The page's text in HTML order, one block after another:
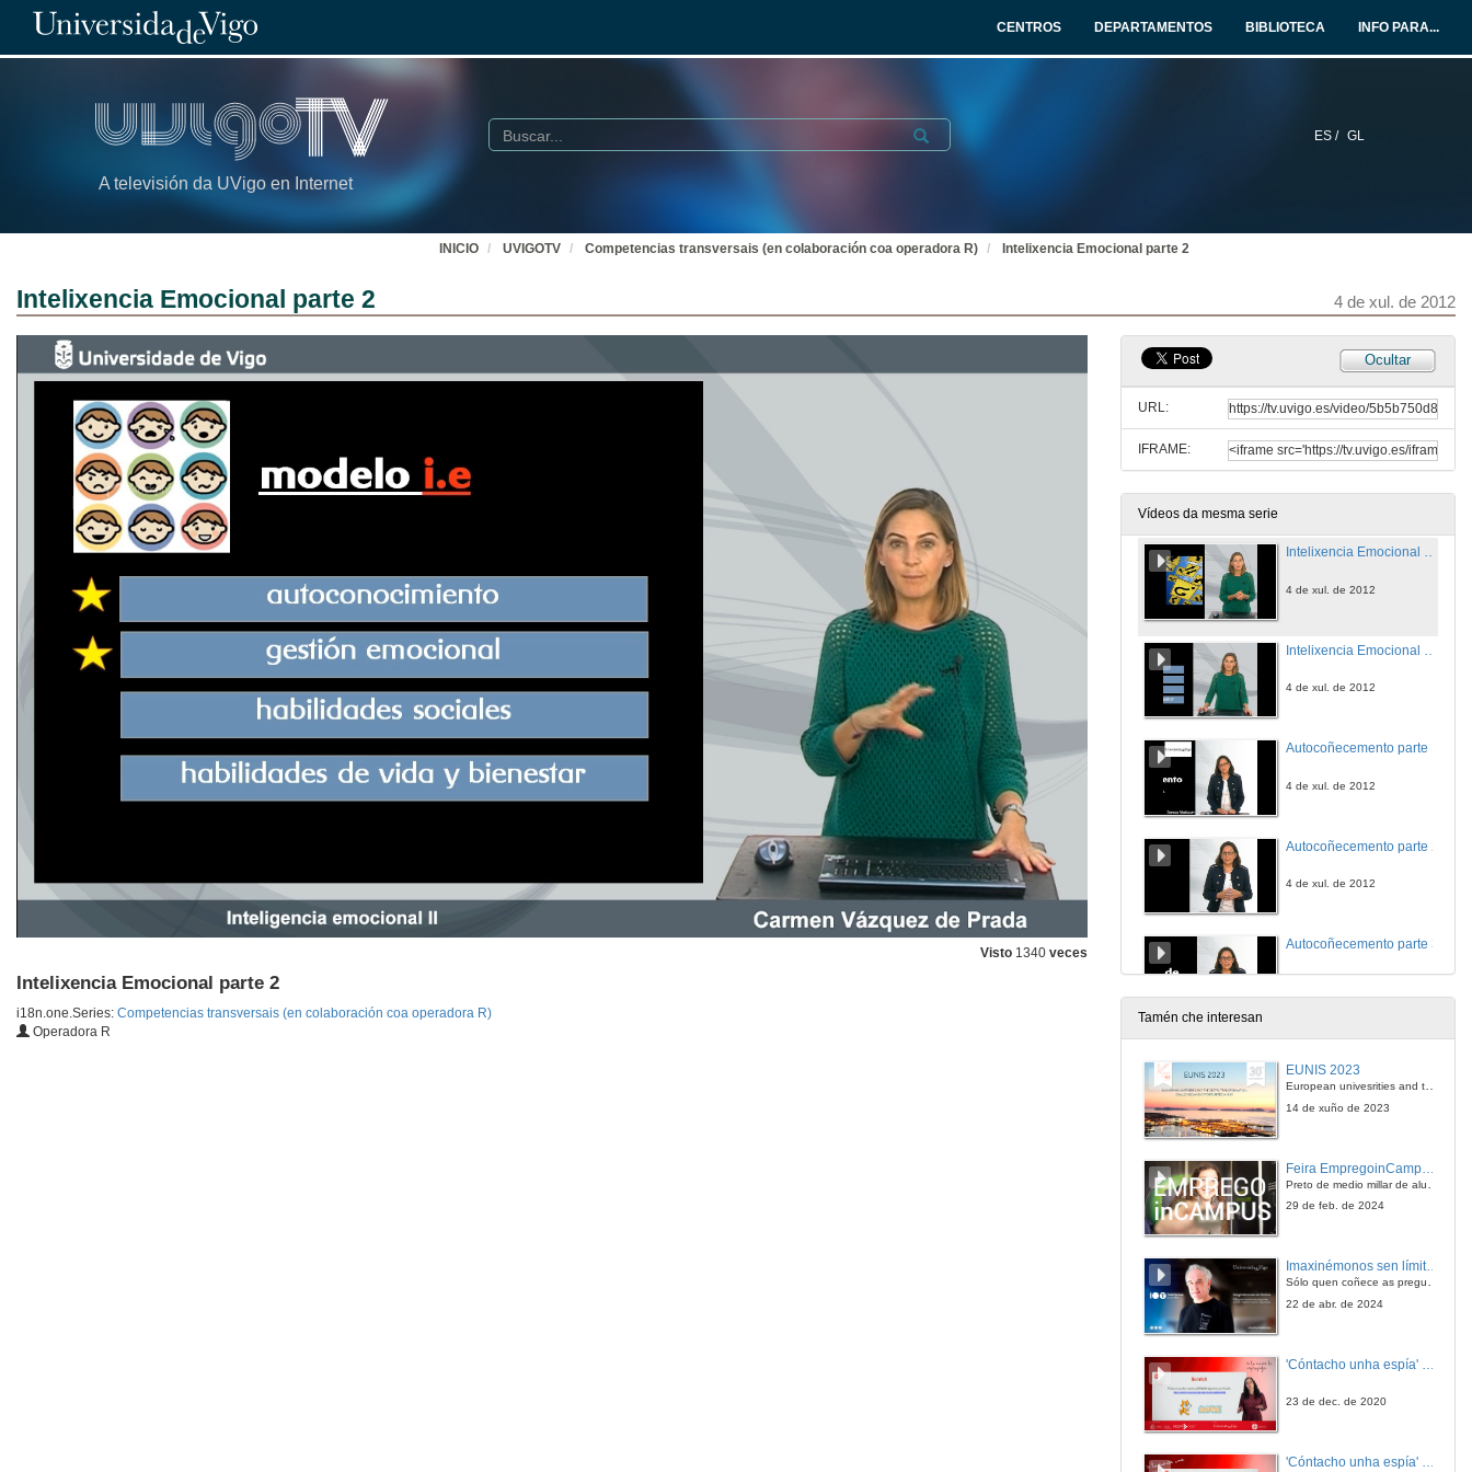
CENTROS DEPARTAMENTOS BIBLIOTECA INFO PARA...
A televisión da UVigo en Internet
ES / GL
Buscar Submit
INICIO UVIGOTV Competencias transversais (en colaboración coa operadora R) Intelixencia Emocional parte 2
Intelixencia Emocional parte 2 4 de xul. de 2012
Visto 1340 veces
Intelixencia Emocional parte 2
i18n.one.Series: Competencias transversais (en colaboración coa operadora R)
Operadora R
Ocultar
URL:
IFRAME:
Vídeos da mesma serie
Introducción ás competencias horizontais
Intelixencia Emocional parte 1
4 de xul. de 2012
Intelixencia Emocional parte 2
4 de xul. de 2012
4 de xul. de 2012
Autocoñecemento parte 1
4 de xul. de 2012
Autocoñecemento parte 2
4 de xul. de 2012
Autocoñecemento parte 3
Tamén che interesan
EUNIS 2023
European univesrities and the digital transformation: challenges and opportunities ahead
14 de xuño de 2023
Preto de medio millar de alumnas e alumnos buscan coñecer máis de preto as oportunidades que lles achegan as arredor de medio cento de empresas que participan na edición viguesa da feira. Xunto coa visita aos stands, durante a feria desenvólvense varias actividades complementarias, como obradoiros, conversas, mesas redondas ou o pasaporte de empregabilidade, un espazo no que poderán recibir asesoramento sobre o seu CV.
29 de feb. de 2024
Imaxinémonos sen límites. Cátedras Telefónica
Sólo quen coñece as preguntas pode imaxinar novas respostas
22 de abr. de 2024
23 de dec. de 2020
'Cóntacho unha espía' Criptografía